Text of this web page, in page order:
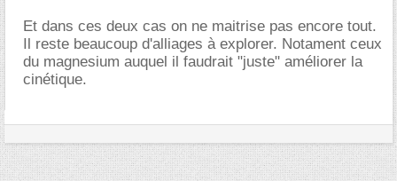
Et dans ces deux cas on ne maitrise pas encore tout.
Il reste beaucoup d'alliages à explorer. Notament ceux
du magnesium auquel il faudrait "juste" améliorer la
cinétique.